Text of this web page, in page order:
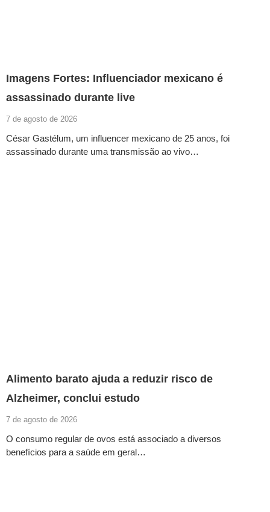
Imagens Fortes: Influenciador mexicano é
assassinado durante live
7 de agosto de 2026
César Gastélum, um influencer mexicano de 25 anos, foi
assassinado durante uma transmissão ao vivo…
Alimento barato ajuda a reduzir risco de
Alzheimer, conclui estudo
7 de agosto de 2026
O consumo regular de ovos está associado a diversos
benefícios para a saúde em geral…